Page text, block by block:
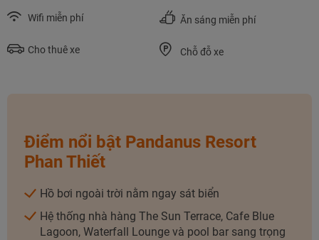
Wifi miễn phí Ăn sáng miễn phí
Cho thuê xe Chỗ đỗ xe
Điểm nổi bật Pandanus Resort
Phan Thiết
Hồ bơi ngoài trời nằm ngay sát biển
Hệ thống nhà hàng The Sun Terrace, Cafe Blue
Lagoon, Waterfall Lounge và pool bar sang trọng
TƯ VẤN NGAY
TƯ VẤN NGAY
TƯ VẤN NGAY
TƯ VẤN NGAY
TƯ VẤN NGAY